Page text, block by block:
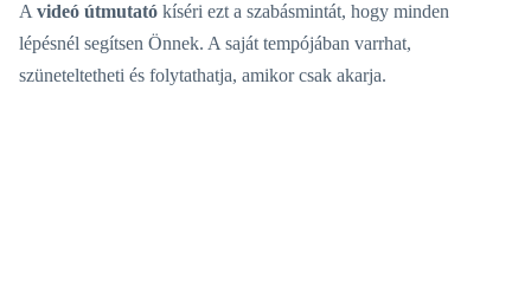
A videó útmutató kíséri ezt a szabásmintát, hogy minden
lépésnél segítsen Önnek. A saját tempójában varrhat,
szüneteltetheti és folytathatja, amikor csak akarja.